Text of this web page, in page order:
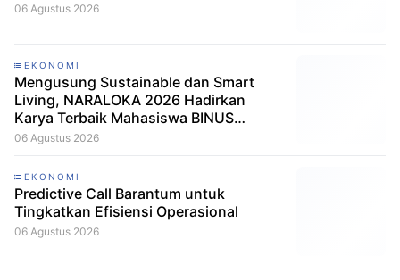
06 Agustus 2026
EKONOMI
Mengusung Sustainable dan Smart
Living, NARALOKA 2026 Hadirkan
Karya Terbaik Mahasiswa BINUS
@Malang
06 Agustus 2026
EKONOMI
Predictive Call Barantum untuk
Tingkatkan Efisiensi Operasional
06 Agustus 2026